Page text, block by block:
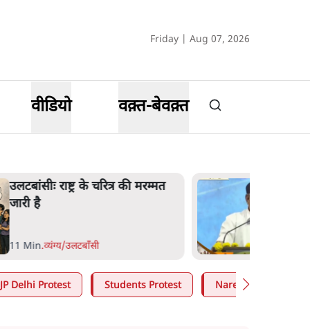
Friday | Aug 07, 2026
वीडियो वक़्त-बेवक़्त
भागवत बोले- 'जेन ज़ी पर आँख
मूंदकर भरोसा, आंदोलन देश-विरोधी
नहीं'; अतुल लिमये बोले थे- 'एंटी
नेशनल'
6 Min.देश
Delhi Protest Students Protest Narendra Modi